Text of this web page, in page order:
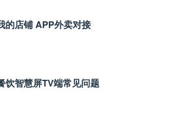
的店铺 APP外卖对接
饮智慧屏TV端常见问题